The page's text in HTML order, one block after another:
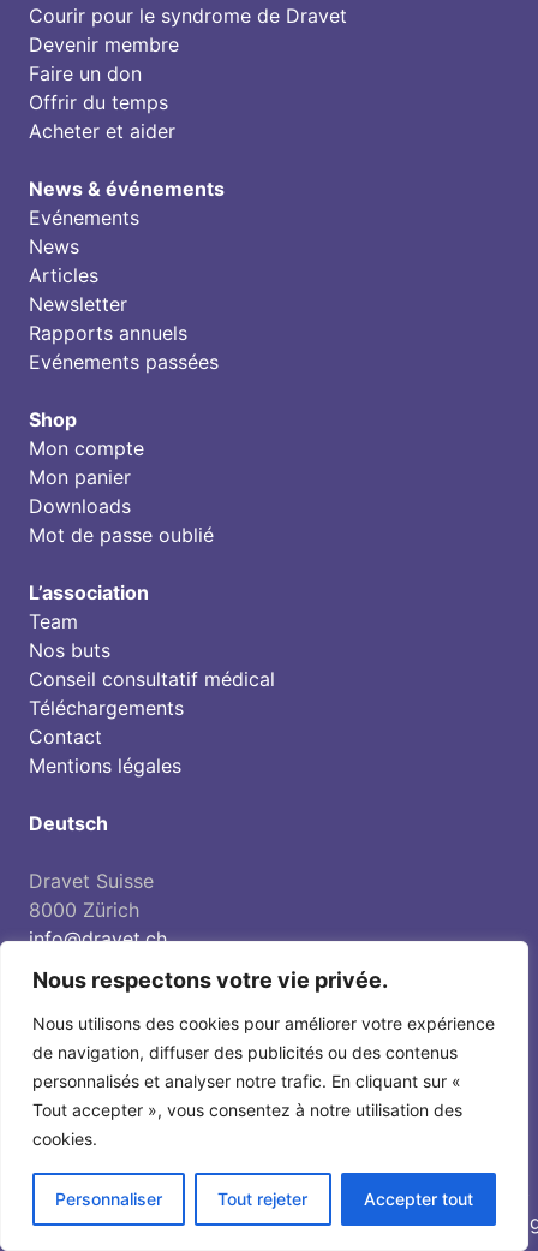
Nous respectons votre vie privée.
Nous utilisons des cookies pour améliorer votre expérience
de navigation, diffuser des publicités ou des contenus
personnalisés et analyser notre trafic. En cliquant sur «
Tout accepter », vous consentez à notre utilisation des
cookies.
Personnaliser Tout rejeter Accepter tout
Courir pour le syndrome de Dravet
Devenir membre
Faire un don
Offrir du temps
Acheter et aider
News & événements
Evénements
News
Articles
Newsletter
Rapports annuels
Evénements passées
Shop
Mon compte
Mon panier
Downloads
Mot de passe oublié
L’association
Team
Nos buts
Conseil consultatif médical
Téléchargements
Contact
Mentions légales
Deutsch
Dravet Suisse
8000 Zürich
info@dravet.ch
Compte des dons / PC:
IBAN CH36 0900 0000 8559 9491 3